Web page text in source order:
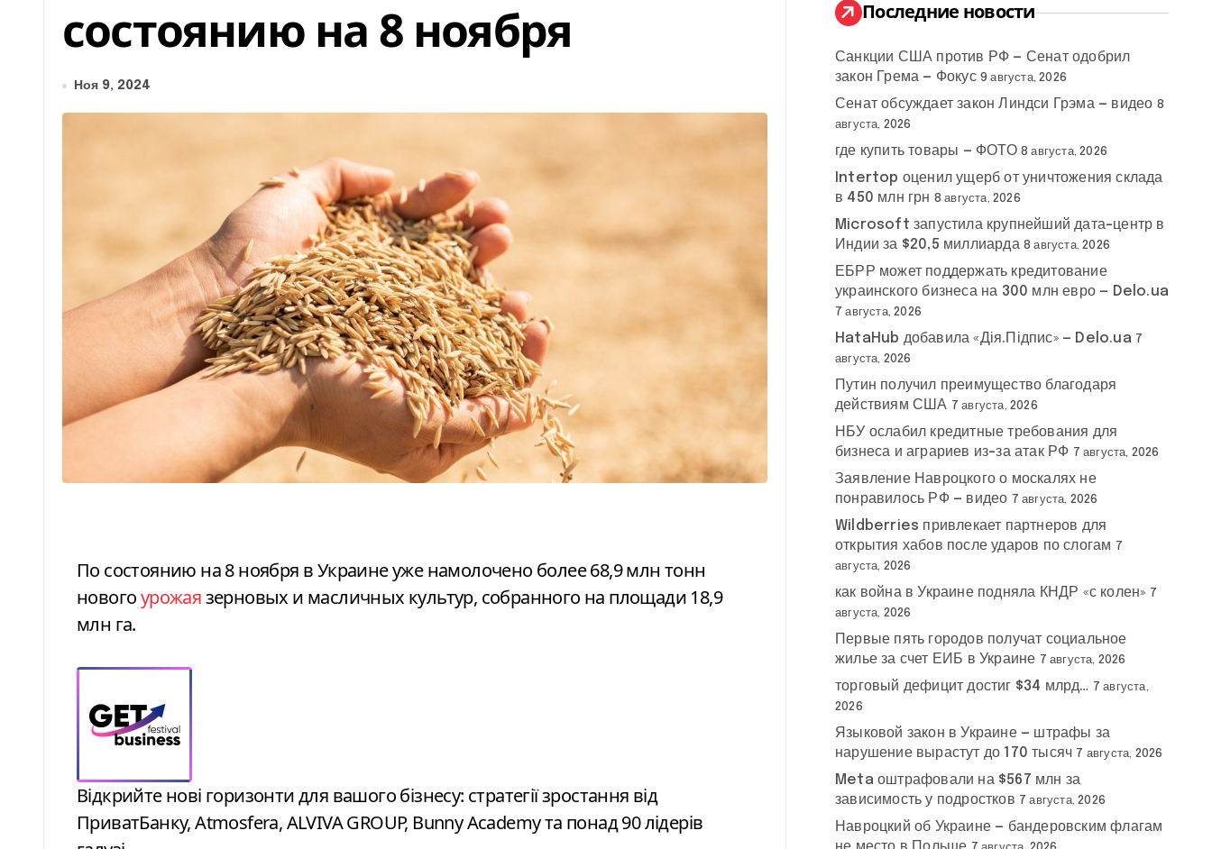
состоянию на 8 ноября
Ноя 9, 2024
По состоянию на 8 ноября в Украине уже намолочено более 68,9 млн тонн
новогоурожаязерновых и масличных культур, собранного на площади 18,9
млн га.
Відкрийте нові горизонти для вашого бізнесу: стратегії зростання від
ПриватБанку, Atmosfera, ALVIVA GROUP, Bunny Academy та понад 90 лідерів
:
Последние новости
Санкции США против РФ — Сенат одобрил
закон Грема — Фокус 9 августа, 2026
Сенат обсуждает закон Линдси Грэма — видео 8
августа, 2026
где купить товары — ФОТО 8 августа, 2026
Intertop оценил ущерб от уничтожения склада
в 450 млн грн 8 августа, 2026
Microsoft запустила крупнейший дата-центр в
Индии за $20,5 миллиарда 8 августа, 2026
ЕБРР может поддержать кредитование
украинского бизнеса на 300 млн евро — Delo.ua
7 августа, 2026
HataHub добавила «Дія.Підпис» — Delo.ua 7
августа, 2026
Путин получил преимущество благодаря
действиям США 7 августа, 2026
НБУ ослабил кредитные требования для
бизнеса и аграриев из-за атак РФ 7 августа, 2026
Заявление Навроцкого о москалях не
понравилось РФ — видео 7 августа, 2026
Wildberries привлекает партнеров для
открытия хабов после ударов по слогам 7
августа, 2026
как война в Украине подняла КНДР «с колен» 7
августа, 2026
Первые пять городов получат социальное
жилье за счет ЕИБ в Украине 7 августа, 2026
торговый дефицит достиг $34 млрд… 7 августа,
2026
Языковой закон в Украине — штрафы за
нарушение вырастут до 170 тысяч 7 августа, 2026
Meta оштрафовали на $567 млн за
зависимость у подростков 7 августа, 2026
Навроцкий об Украине — бандеровским флагам